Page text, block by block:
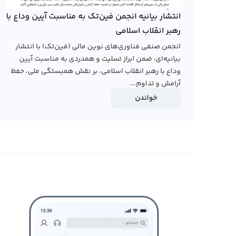
برای کاربران ارائه می‌کند و امکان استفاده از تایم
پیش‌بینی‌های متخصصان بازار ارزهای دیجیتال نیز برای
سرمایه‌گذاری در این ارز مفید باشد.
رابکس از خرید و فروش بیش از ۱۰۰۰ ارز دیجیتال پشتیبانی می‌کند. برای معامله رمز وایوت، به صفحه
انتشار بیانیه انجمن فین‌تک به مناسبت آیین وداع با
رهبر انقلاب اسلامی
انجمن صنفی فناوری‌های نوین مالی (فین‌تک) با انتشار
بیانیه‌ای، ضمن ابراز تسلیت و همدردی به مناسبت آیین
وداع با رهبر انقلاب اسلامی، بر نقش همبستگی ملی، حفظ
آرامش و تداوم...
خواندن